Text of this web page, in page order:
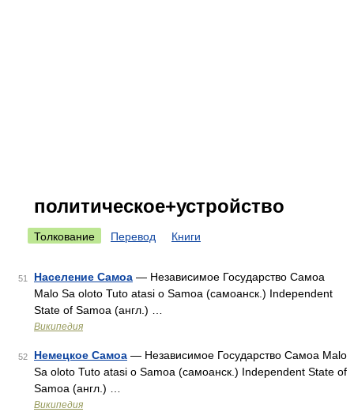
политическое+устройство
Толкование Перевод Книги
51 Население Самоа — Независимое Государство Самоа
Malo Sa oloto Tuto atasi o Samoa (самоанск.) Independent
State of Samoa (англ.) …
Википедия
52 Немецкое Самоа — Независимое Государство Самоа Malo
Sa oloto Tuto atasi o Samoa (самоанск.) Independent State of
Samoa (англ.) …
Википедия